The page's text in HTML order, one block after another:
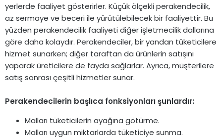
yerlerde faaliyet gösterirler. Küçük ölçekli perakendecilik,
az sermaye ve beceri ile yürütülebilecek bir faaliyettir. Bu
yüzden perakendecilik faaliyeti diğer işletmecilik dallarına
göre daha kolaydır. Perakendeciler, bir yandan tüketicilere
hizmet sunarken; diğer taraftan da ürünlerin satışını
yaparak üreticilere de fayda sağlarlar. Ayrıca, müşterilere
satış sonrası çeşitli hizmetler sunar.
Perakendecilerin başlıca fonksiyonları şunlardır:
Malları tüketicilerin ayağına götürme.
Malları uygun miktarlarda tüketiciye sunma.